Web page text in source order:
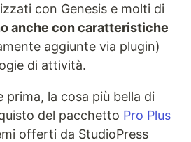
con Genesis e molti di
anche con caratteristiche
aggiunte via plugin)
di attività.
prima, la cosa più bella di
del pacchetto Pro Plus
offerti da StudioPress